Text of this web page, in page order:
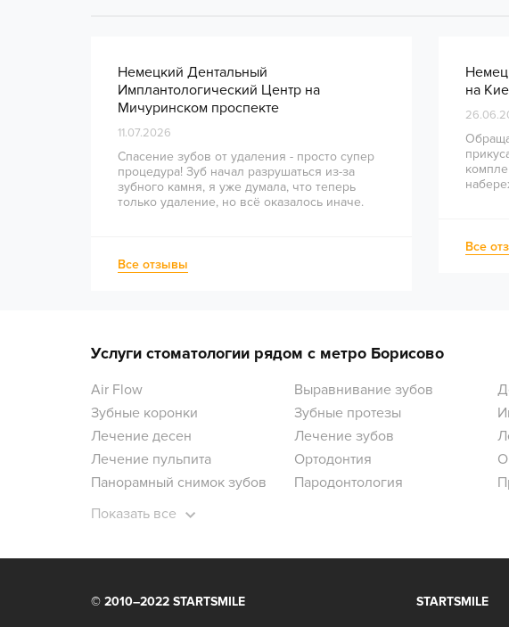
Немецкий Дентальный
Имплантологический Центр на
Мичуринском проспекте
11.07.2026
Спасение зубов от удаления - просто супер
процедура! Зуб начал разрушаться из-за
зубного камня, я уже думала, что теперь
только удаление, но всё оказалось иначе.
Все отзывы
на
Весь
Все
Услуги стоматологии рядом с метро Борисово
Air Flow Выравнивание зубов
Зубные коронки
Зубные протезы
Лечение десен
Лечение зубов
Лечение пульпита
Ортодонтия
Панорамный снимок зубов
Пародонтология
Показать все
© 2010–2022 STARTSMILE STARTSMILE